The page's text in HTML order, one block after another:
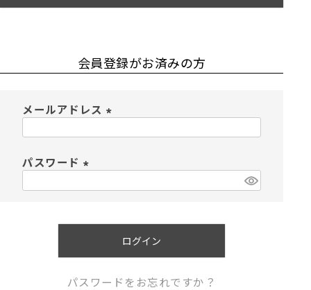
会員登録がお済みの方
メールアドレス
パスワード
ログイン
パスワードをお忘れですか？